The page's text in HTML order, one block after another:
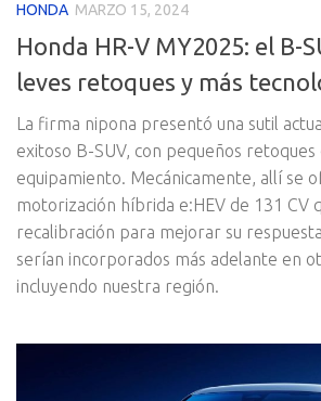
HONDA MARZO 15, 2024
Honda HR-V MY2025: el B-
leves retoques y más
La firma nipona presentó una sutil
exitoso B-SUV, con pequeños retoques
equipamiento. Mecánicamente, allí se
motorización híbrida e:HEV de 131 CV
recalibración para mejorar su
serían incorporados más adelante en
incluyendo nuestra región.